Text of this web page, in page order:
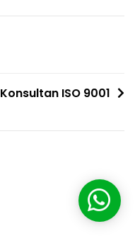
Konsultan ISO 9001